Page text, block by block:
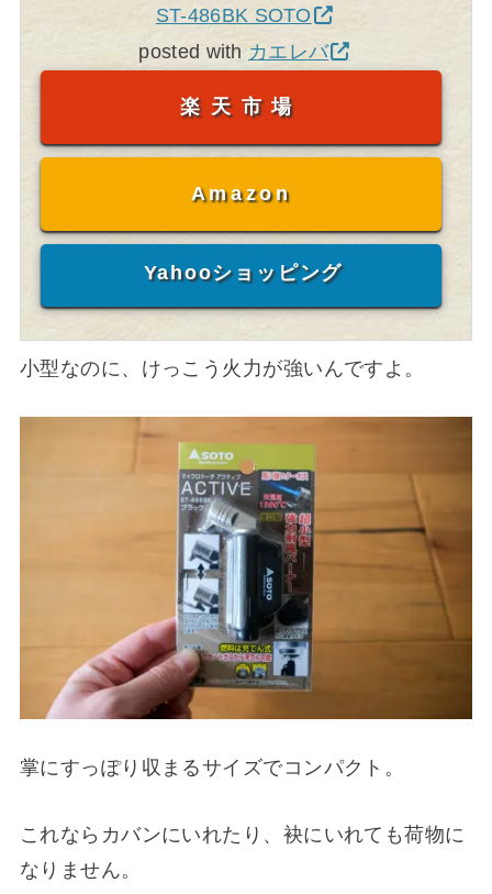
ST-486BK SOTO
posted with カエレバ
楽天市場
Amazon
Yahooショッピング
小型なのに、けっこう火力が強いんですよ。
掌にすっぽり収まるサイズでコンパクト。
これならカバンにいれたり、袂にいれても荷物に
なりません。